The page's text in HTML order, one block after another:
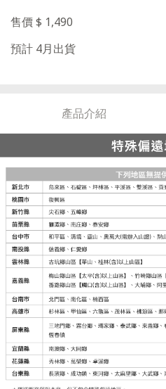
售價 $ 1,490
預計 4月出貨
產品介紹